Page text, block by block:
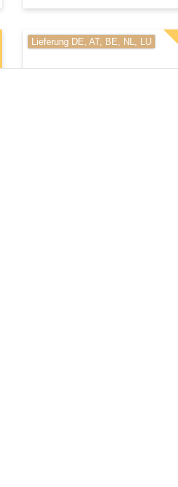
Lieferung DE, AT, BE, NL, LU